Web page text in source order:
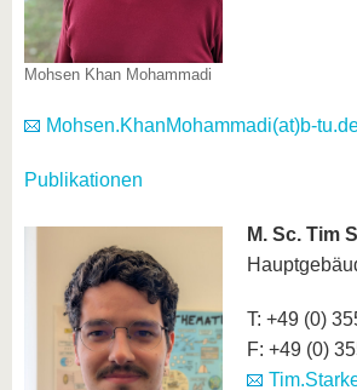
Mohsen Khan Mohammadi
Mohsen.KhanMohammadi(at)b-
Publikationen
M. Sc. Tim
T: +49 (0)
F: +49 (0)